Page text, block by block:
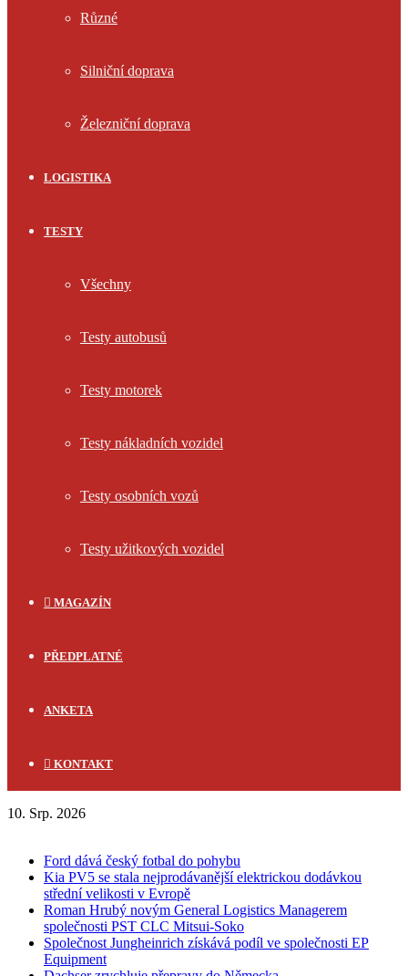
Různé
Silniční doprava
Železniční doprava
LOGISTIKA
TESTY
Všechny
Testy autobusů
Testy motorek
Testy nákladních vozidel
Testy osobních vozů
Testy užitkových vozidel
MAGAZÍN
PŘEDPLATNÉ
ANKETA
KONTAKT
10. Srp. 2026
Ford dává český fotbal do pohybu
Kia PV5 se stala nejprodávanější elektrickou dodávkou
střední velikosti v Evropě
Roman Hrubý novým General Logistics Managerem
společnosti PST CLC Mitsui-Soko
Společnost Jungheinrich získává podíl ve společnosti EP
Equipment